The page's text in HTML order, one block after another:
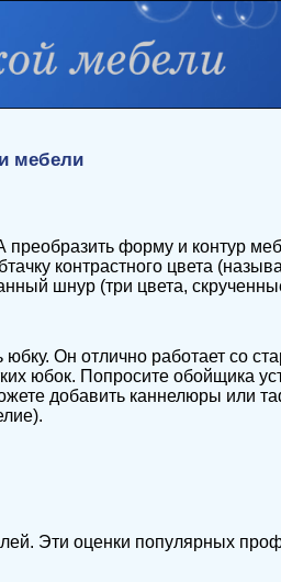
мебели
форму и контур
контрастного цвета
шнур (три цвета,
Он отлично работает со
юбок. Попросите обойщика
добавить каннелюры или
Эти оценки популярных